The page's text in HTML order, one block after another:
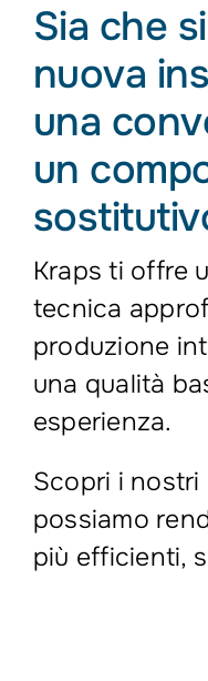
Sia che
nuova
una
un
Kraps ti offre
tecnica
produzione
una qualità
esperienza.
Scopri i
possiamo
più efficienti,